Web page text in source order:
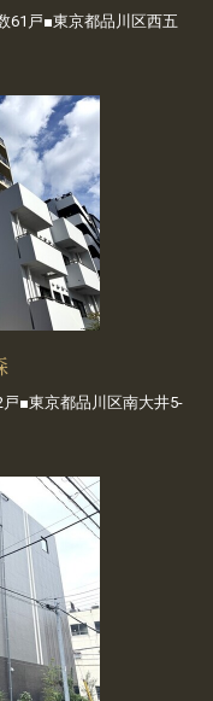
61戸■東京都品川区西五
■東京都品川区南大井5-